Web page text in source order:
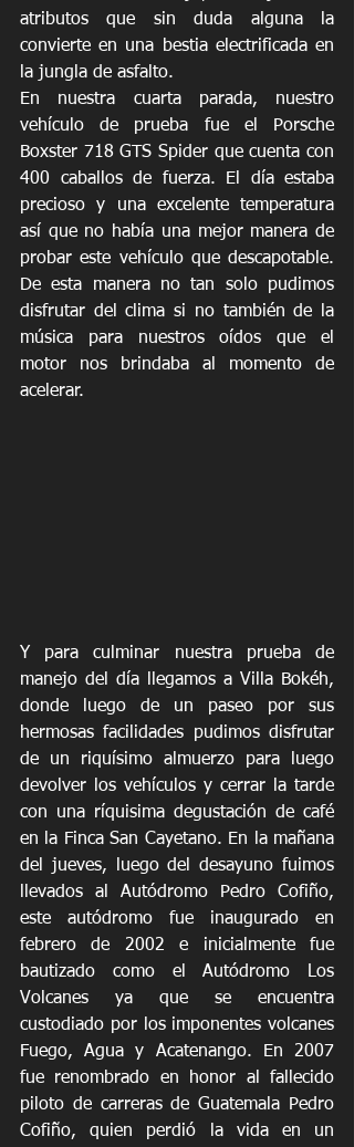
atributos que sin duda alguna la
convierte en una bestia electrificada en
la jungla de asfalto.
En nuestra cuarta parada, nuestro
vehículo de prueba fue el Porsche
Boxster 718 GTS Spider que cuenta con
400 caballos de fuerza. El día estaba
precioso y una excelente temperatura
así que no había una mejor manera de
probar este vehículo que descapotable.
De esta manera no tan solo pudimos
disfrutar del clima si no también de la
música para nuestros oídos que el
motor nos brindaba al momento de
acelerar.
Y para culminar nuestra prueba de
manejo del día llegamos a Villa Bokéh,
donde luego de un paseo por sus
hermosas facilidades pudimos disfrutar
de un riquísimo almuerzo para luego
devolver los vehículos y cerrar la tarde
con una ríquisima degustación de café
en la Finca San Cayetano. En la mañana
del jueves, luego del desayuno fuimos
llevados al Autódromo Pedro Cofiño,
este autódromo fue inaugurado en
febrero de 2002 e inicialmente fue
bautizado como el Autódromo Los
Volcanes ya que se encuentra
custodiado por los imponentes volcanes
Fuego, Agua y Acatenango. En 2007
fue renombrado en honor al fallecido
piloto de carreras de Guatemala Pedro
Cofiño, quien perdió la vida en un